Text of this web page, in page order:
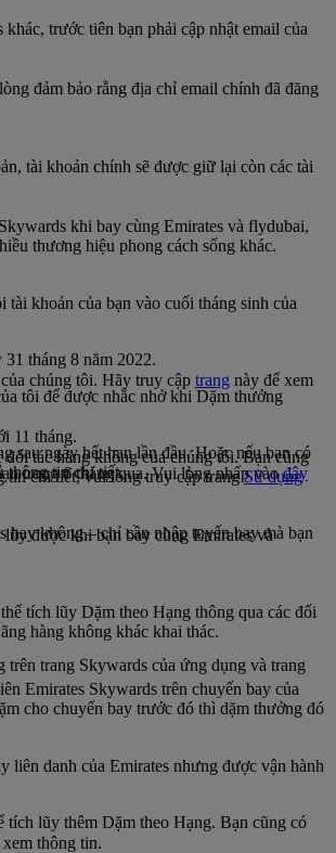
trước tiên bạn phải cập nhật email của
đảm bảo rằng địa chỉ email chính đã đăng
tài khoản chính sẽ được giữ lại còn các tài
khi bay cùng Emirates và flydubai,
thương hiệu phong cách sống khác.
khoản của bạn vào cuối tháng sinh của
tháng 8 năm 2022.
tôi để được nhắc nhở khi Dặm thưởng
sau ngày hết hạn lần đầu. Hoặc nếu bạn có
thông tin chi tiết.
chúng tôi. Hãy truy cập trang này để xem
11 tháng.
trong 6 tháng qua. Vui lòng nhấp vàođây
tác hàng không của chúng tôi. Bạn cũng
tin chi tiết, vui lòng truy cập trangSử dụng
không – chỉ cần nhập tuyến bay mà bạn
được khi bạn bay cùng Emirates và
trang Skywards của ứng dụng và trang
tích lũy Dặm theo Hạng thông qua các đối
hàng không khác khai thác.
Emirates Skywards trên chuyến bay của
cho chuyến bay trước đó thì dặm thưởng đó
liên danh của Emirates nhưng được vận hành
tích lũy thêm Dặm theo Hạng. Bạn cũng có
thông tin.